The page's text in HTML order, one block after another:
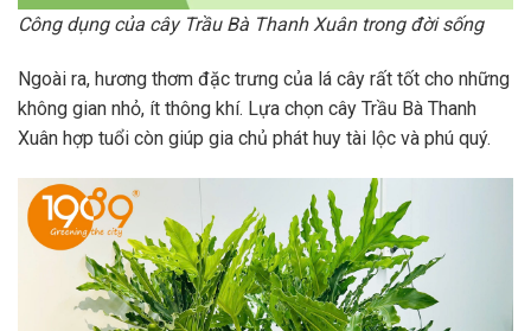
Công dụng của cây Trầu Bà Thanh Xuân trong đời sống
Ngoài ra, hương thơm đặc trưng của lá cây rất tốt cho những
không gian nhỏ, ít thông khí. Lựa chọn cây Trầu Bà Thanh
Xuân hợp tuổi còn giúp gia chủ phát huy tài lộc và phú quý.